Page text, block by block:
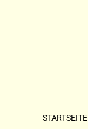
STARTSEITE